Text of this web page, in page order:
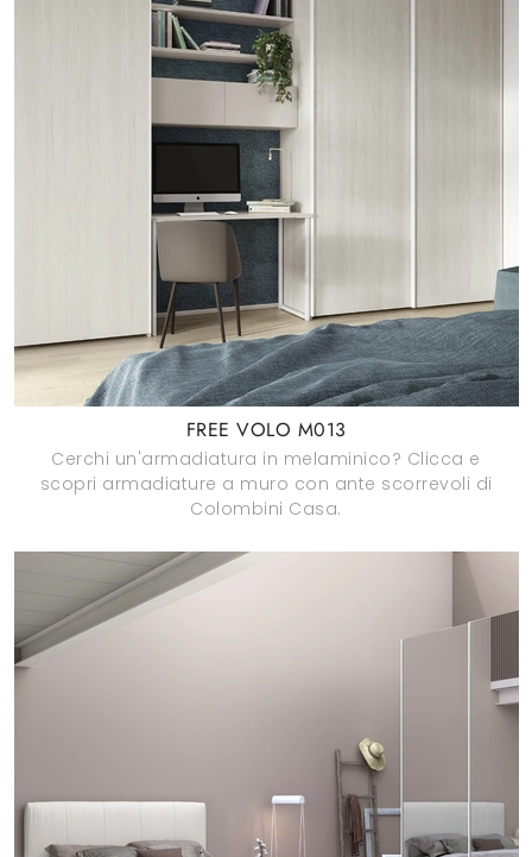
FREE VOLO M013
Cerchi un'armadiatura in melaminico? Clicca e
scopri armadiature a muro con ante scorrevoli di
Colombini Casa.